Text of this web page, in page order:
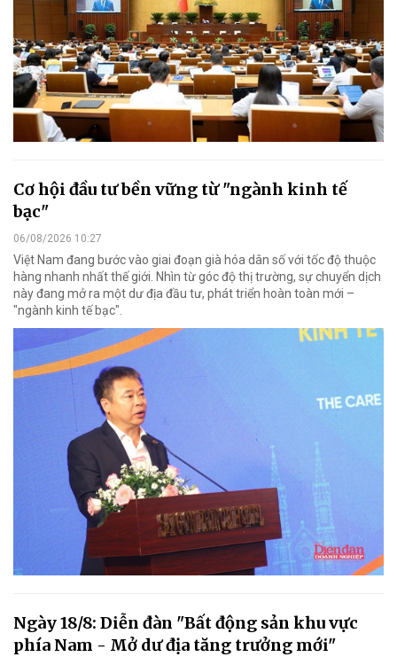
Cơ hội đầu tư bền vững từ "ngành kinh tế
bạc"
06/08/2026 10:27
Việt Nam đang bước vào giai đoạn già hóa dân số với tốc độ thuộc
hàng nhanh nhất thế giới. Nhìn từ góc độ thị trường, sự chuyển dịch
này đang mở ra một dư địa đầu tư, phát triển hoàn toàn mới –
"ngành kinh tế bạc".
Ngày 18/8: Diễn đàn "Bất động sản khu vực
phía Nam - Mở dư địa tăng trưởng mới"